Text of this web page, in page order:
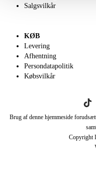
Salgsvilkår
KØB
Levering
Afhentning
Persondatapolitik
Købsvilkår
Brug af denne hjemmeside
Copyright